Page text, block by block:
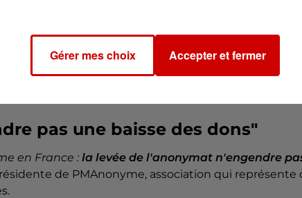
a été constitué
d'AMP
avec don de spermatozoïdes. Ils sont aux
les femmes seules et couples de femmes qui ne
pas une baisse des dons"
en France : la levée de l'anonymat n'engendre
de PMAnonyme, association qui représente
Gérer mes choix Accepter et fermer